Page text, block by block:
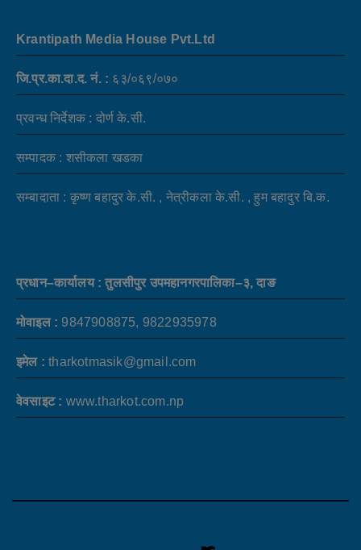
Krantipath Media House Pvt.Ltd
जि.प्र.का.दा.द. नं. : ६३/०६९/०७०
प्रवन्ध निर्देशक : दोर्ण के.सी.
सम्पादक : शसीकला खडका
सम्बादाता : कृष्ण बहादुर के.सी. , नेत्रीकला के.सी. , हुम बहादुर बि.क.
प्रधान–कार्यालय : तुलसीपुर उपमहानगरपालिका–३, दाङ
मोवाइल : 9847908875, 9822935978
इमेल :tharkotmasik@gmail.com
वेवसाइट : www.tharkot.com.np